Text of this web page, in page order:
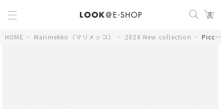
0
HOME > Marimekko（マリメッコ） > 2026 New collection > Piccolo マグカップ 400ml